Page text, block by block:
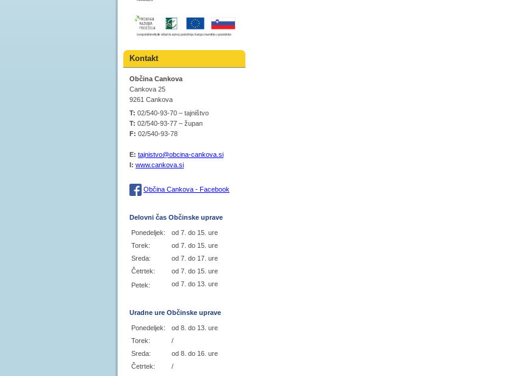
Kontakt
Občina Cankova
Cankova 25
9261 Cankova
T: 02/540-93-70 – tajništvo
T: 02/540-93-77 – župan
F: 02/540-93-78
E: tajnistvo@obcina-cankova.si
I: www.cankova.si
Občina Cankova - Facebook
Delovni čas Občinske uprave
Ponedeljek:
od 7. do 15. ure
Torek:
od 7. do 15. ure
Sreda:
od 7. do 17. ure
Četrtek:
od 7. do 15. ure
Petek:
od 7. do 13. ure
Uradne ure Občinske uprave
Ponedeljek:
od 8. do 13. ure
Torek:
/
Sreda:
od 8. do 16. ure
Četrtek:
/